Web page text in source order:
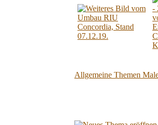
Allgemeine Themen